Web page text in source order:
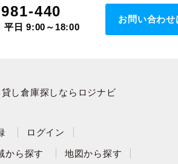
440
平日 9:00～18:00
お問い合わせ
し倉庫探しならロジナビ
ログイン
から探す 地図から探す